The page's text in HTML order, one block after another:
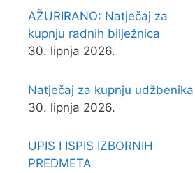
AŽURIRANO: Natječaj za
kupnju radnih bilježnica
30. lipnja 2026.
Natječaj za kupnju udžbenika
30. lipnja 2026.
UPIS I ISPIS IZBORNIH
PREDMETA